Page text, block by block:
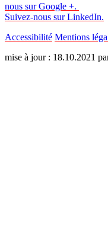
nous sur Google +.
Suivez-nous sur LinkedIn.
Accessibilité Mentions
mise à jour : 18.10.2021